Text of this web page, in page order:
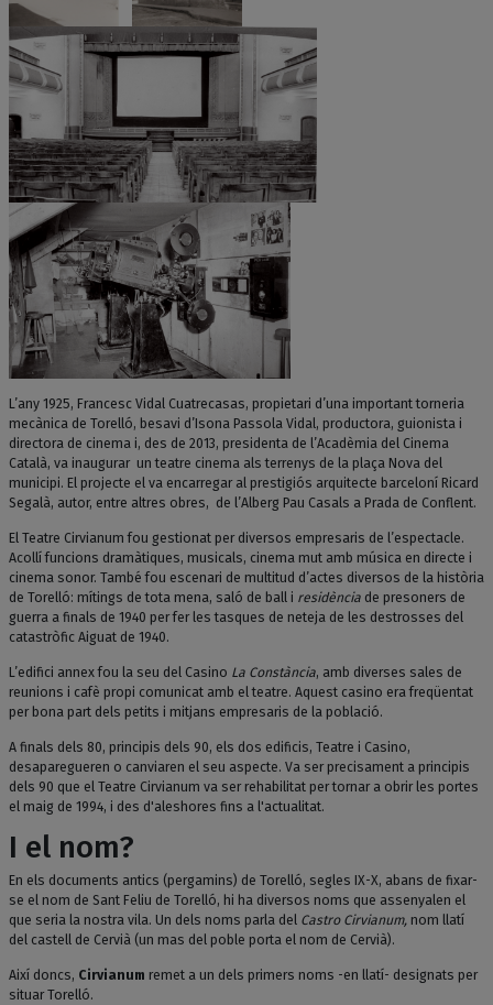
L’any 1925, Francesc Vidal Cuatrecasas, propietari d’una important torneria
mecànica de Torelló, besavi d’Isona Passola Vidal, productora, guionista i
directora de cinema i, des de 2013, presidenta de l’Acadèmia del Cinema
Català, va inaugurar un teatre cinema als terrenys de la plaça Nova del
municipi. El projecte el va encarregar al prestigiós arquitecte barceloní Ricard
Segalà, autor, entre altres obres, de l’Alberg Pau Casals a Prada de Conflent.
El Teatre Cirvianum fou gestionat per diversos empresaris de l’espectacle.
Acollí funcions dramàtiques, musicals, cinema mut amb música en directe i
cinema sonor. També fou escenari de multitud d’actes diversos de la història
de Torelló: mítings de tota mena, saló de ball i residènciade presoners de
guerra a finals de 1940 per fer les tasques de neteja de les destrosses del
catastròfic Aiguat de 1940.
L’edifici annex fou la seu del Casino La Constància, amb diverses sales de
reunions i cafè propi comunicat amb el teatre. Aquest casino era freqüentat
per bona part dels petits i mitjans empresaris de la població.
A finals dels 80, principis dels 90, els dos edificis, Teatre i Casino,
desaparegueren o canviaren el seu aspecte. Va ser precisament a principis
dels 90 que el Teatre Cirvianum va ser rehabilitat per tornar a obrir les portes
el maig de 1994, i des d'aleshores fins a l'actualitat.
I el nom?
En els documents antics (pergamins) de Torelló, segles IX-X, abans de fixar-
se el nom de Sant Feliu de Torelló, hi ha diversos noms que assenyalen el
que seria la nostra vila. Un dels noms parla del Castro Cirvianum, nom llatí
del castell de Cervià (un mas del poble porta el nom de Cervià).
Així doncs, Cirvianum remet a un dels primers noms -en llatí- designats per
situar Torelló.